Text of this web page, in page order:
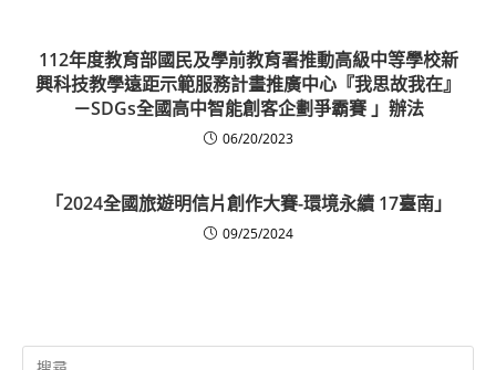
112年度教育部國民及學前教育署推動高級中等學校新
興科技教學遠距示範服務計畫推廣中心『我思故我在』
－SDGs全國高中智能創客企劃爭霸賽 」辦法
06/20/2023
「2024全國旅遊明信片創作大賽-環境永續 17臺南」
09/25/2024
Search